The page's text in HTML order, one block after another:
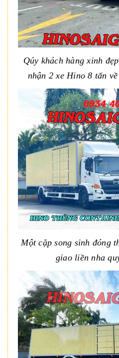
Qúy khách hàng xinh
nhận 2 xe Hino 8 tấn
Một cặp song sinh đóng
giao liền nha